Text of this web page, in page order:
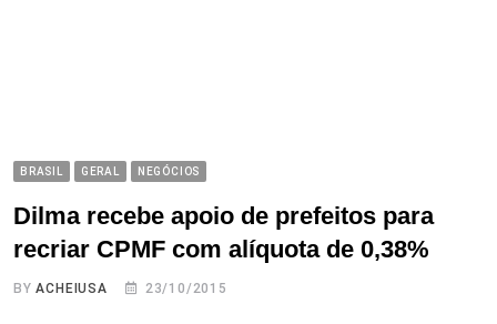
BRASIL GERAL NEGÓCIOS
Dilma recebe apoio de prefeitos para
recriar CPMF com alíquota de 0,38%
BYACHEIUSA 23/10/2015